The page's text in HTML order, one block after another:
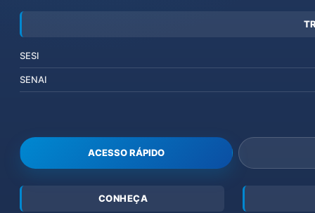
SESI
SENAI
ACESSO RÁPIDO
CONHEÇA